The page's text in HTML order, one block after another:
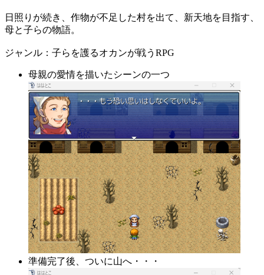
日照りが続き、作物が不足した村を出て、新天地を目指す、
母と子らの物語。
ジャンル：子らを護るオカンが戦うRPG
母親の愛情を描いたシーンの一つ
準備完了後、ついに山へ・・・